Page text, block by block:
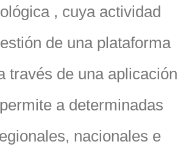
, cuya actividad
de una plataforma
través de una aplicación
a determinadas
nacionales e